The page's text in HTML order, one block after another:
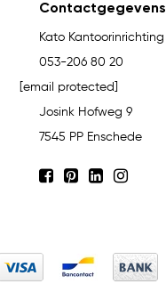
Contactgegevens
Kato Kantoorinrichting
053-206 80 20
[email protected]
Josink Hofweg 9
7545 PP Enschede